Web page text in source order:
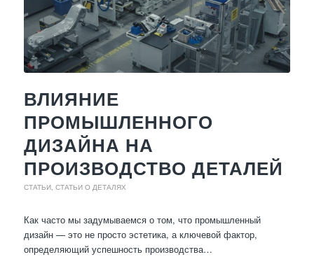
ВЛИЯНИЕ
ПРОМЫШЛЕННОГО
ДИЗАЙНА НА
ПРОИЗВОДСТВО ДЕТАЛЕЙ
СТАТЬИ, СТАТЬИ О ДЕТАЛЯХ
Как часто мы задумываемся о том, что промышленный
дизайн — это не просто эстетика, а ключевой фактор,
определяющий успешность производства…